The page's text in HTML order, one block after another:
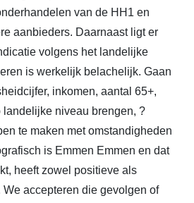
van de HH1 en
aanbieders. Daarnaast ligt er
volgens het landelijke
is werkelijk belachelijk. Gaan
inkomen, aantal 65+,
niveau brengen, ?
te maken met omstandigheden
is Emmen Emmen en dat
heeft zowel positieve als
accepteren die gevolgen of